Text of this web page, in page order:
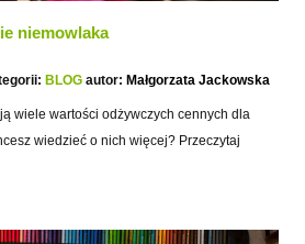
niemowlaka
BLOG autor: Małgorzata Jackowska
wiele wartości odżywczych cennych dla
wiedzieć o nich więcej? Przeczytaj